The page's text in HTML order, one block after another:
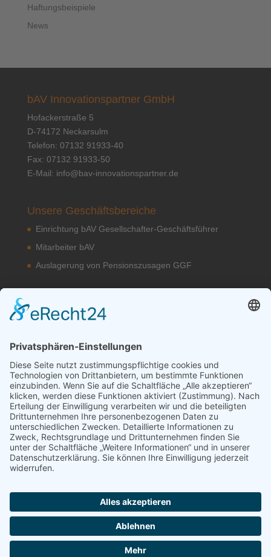
Haftungsbeispiele
News
bAV Innovationspartner GmbH
Hofackerstraße 5
D-74172 Neckarsulm
Telefon: 07132 91933-40
Fax: 07132 91933-50
E-Mail: info@bav-innovationspartner.de
Unsere Geschäftsbereiche
Einrichtung bAV Gesellschafter-Geschäftsführer
Mitarbeiter bAV
Auslagerung von Pensionszusagen GGF
Unsere bAV Lösungen
Kontakt
Datenschutzerklärung
Impressum
Erstinformation
EU-Transparenzverordnung (TVO)
© 2014 - 2026 bAV Innovationspartner GmbH